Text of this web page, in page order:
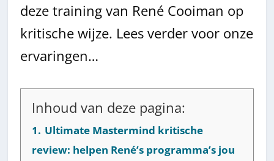
deze training van René Cooiman op
kritische wijze. Lees verder voor onze
ervaringen…
Inhoud van deze pagina:
1. Ultimate Mastermind kritische
review: helpen René’s programma’s jou